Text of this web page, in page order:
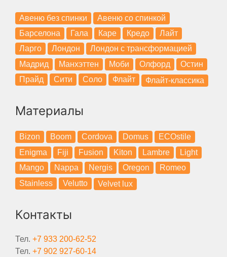
Авеню без спинки
Авеню со спинкой
Барселона
Гала Каре Кредо
Лайт
Ларго
Лондон
Лондон с трансформацией
Мадрид
Манхэттен Моби Олфорд
Остин
Прайд
Сити Соло Флайт Флайт-классика
Материалы
Bizon Boom Cordova Domus
ECOstile
Enigma
Fiji Fusion Kiton Lambre
Light
Mango
Nappa Nergis Oregon
Romeo
Stainless
Velutto Velvet lux
Контакты
Тел. +7 933 200-62-52
Тел. +7 902 927-60-14